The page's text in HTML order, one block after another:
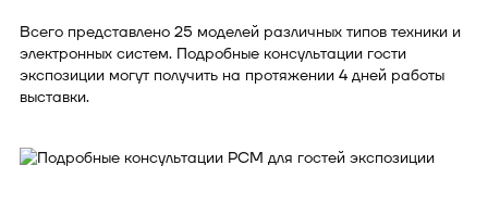
Всего представлено 25 моделей различных типов техники и
электронных систем. Подробные консультации гости
экспозиции могут получить на протяжении 4 дней работы
выставки.